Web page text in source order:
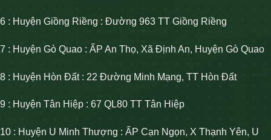
6 : Huyện Giồng Riềng : Đường 963 TT Giồng Riềng
7 : Huyện Gò Quao : ẤP An Thọ, Xã Định An, Huyện Gò Quao
8 : Huyện Hòn Đất : 22 Đường Minh Mạng, TT Hòn Đất
9 : Huyện Tân Hiệp : 67 QL80 TT Tân Hiệp
10 : Huyện U Minh Thượng : ẤP Cạn Ngọn, X Thạnh Yên, U